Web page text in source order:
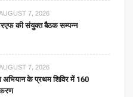
7, 2026
की संयुक्त बैठक सम्पन्न
7, 2026
अभियान के प्रथम शिविर में 160